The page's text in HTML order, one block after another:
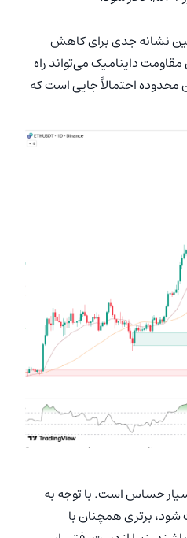
نشانه جدی برای کاهش
دلار خواهد بود. شکستن این مقاومت داینامیک می‌تواند راه
روزه در قیمت ۲,۷۴۴ دلار هموار سازد. این محدوده احتمالاً جایی است که
حساس است. با توجه به
تا زمانی که قیمت نتواند بالای میانگین ۲۰ روزه تثبیت شود، برتری همچنان با